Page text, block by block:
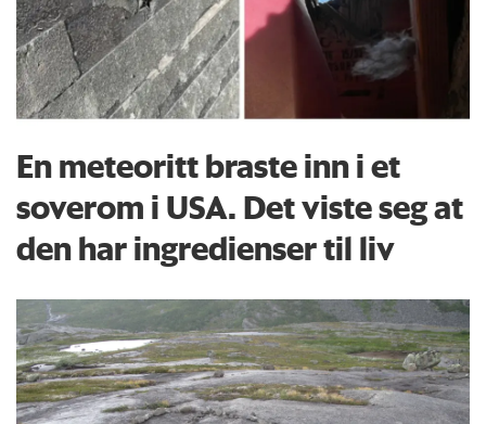
En meteoritt braste inn i et
soverom i USA. Det viste seg at
den har ingredienser til liv